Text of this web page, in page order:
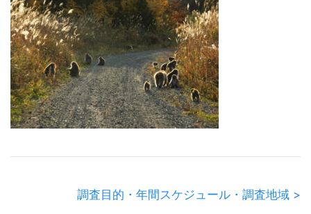
調査目的・年間スケジュール・調査地域 >